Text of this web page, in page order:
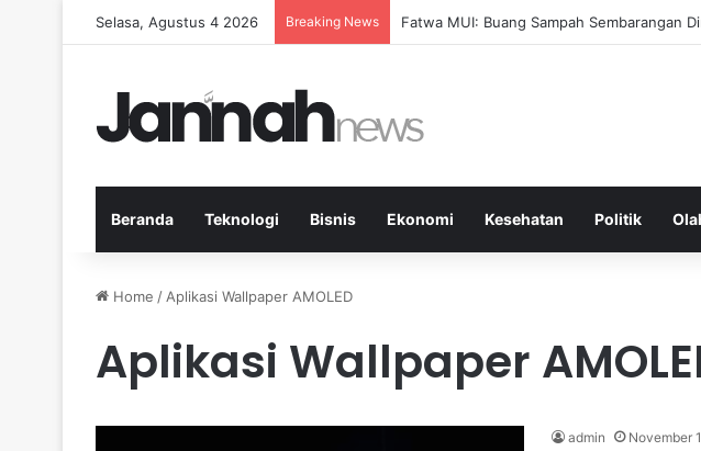
Selasa, Agustus 4 2026 Breaking News Pep Guardiola Bergembira Memiliki John
Beranda Teknologi Bisnis Ekonomi Kesehatan Politik
Home / Aplikasi Wallpaper AMOLED
Aplikasi Wallpaper
admin November